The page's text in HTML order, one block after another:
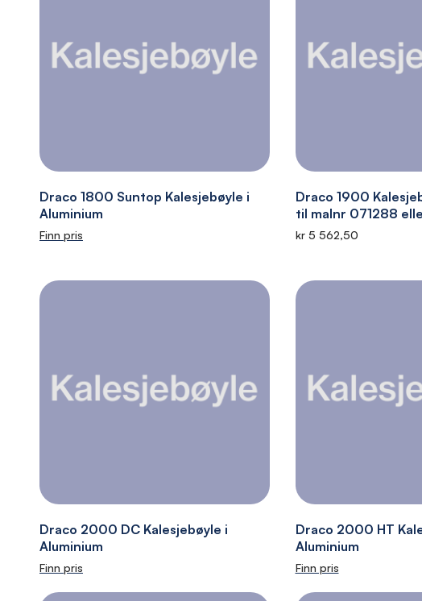
Draco 1800 Suntop Kalesjebøyle i
Aluminium
Finn pris
Draco 1900
til malnr 071288
kr 5 562,50
Draco 2000 DC Kalesjebøyle i
Aluminium
Finn pris
Draco 2000 HT
Aluminium
Finn pris